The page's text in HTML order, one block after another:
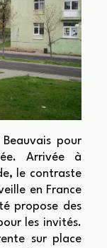
pour
Arrivée à
le contraste
en France
propose des
les invités.
sur place